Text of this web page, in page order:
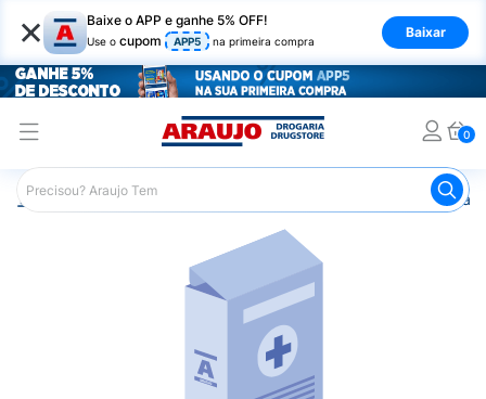
× Baixe o APP e ganhe 5% OFF!
Use o cupom APP5 na primeira compra
Baixar
0
Araujo Medicamentos Remédio para o Sistema